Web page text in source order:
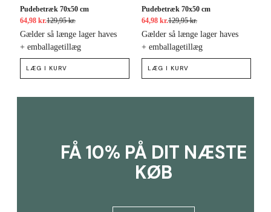
Pudebetræk 70x50 cm
64,98 kr.129,95 kr.
+ emballagetillæg
Gælder så længe lager haves
LÆG I KURV
FÅ 10% PÅ DIT NÆSTE
KØB
Pudebetræk 70x50 cm
64,98 kr.129,95 kr.
+ emballagetillæg
Gælder så længe lager haves
LÆG I KURV